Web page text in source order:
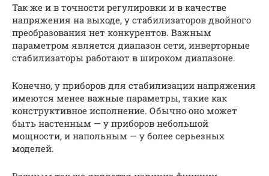
Так же и в точности регулировки и в качестве
напряжения на выходе, у стабилизаторов двойного
преобразования нет конкурентов. Важным
параметром является диапазон сети, инверторные
стабилизаторы работают в широком диапазоне.
Конечно, у приборов для стабилизации напряжения
имеются менее важные параметры, такие как
конструктивное исполнение. Обычно оно может
быть настенным — у приборов небольшой
мощности, и напольным — у более серьезных
моделей.